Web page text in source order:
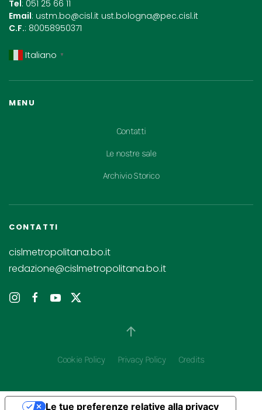
Tel: 051 25 66 11
Email: ustm.bo@cisl.it ust.bologna@pec.cisl.it
C.F.: 80058950371
Italiano ▼
MENU
Contatti
Le nostre sale
Archivio Storico
CONTATTI
cislmetropolitana.bo.it
redazione@cislmetropolitana.bo.it
Cookie Policy Privacy Policy Credits
Le tue preferenze relative alla privacy